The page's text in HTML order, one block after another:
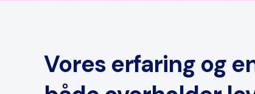
Vores erfaring og